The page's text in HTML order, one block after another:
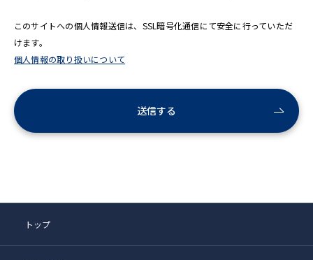
このサイトへの個人情報送信は、SSL暗号化通信にて安全に行っていただ
けます。
個人情報の取り扱いについて
送信する
トップ